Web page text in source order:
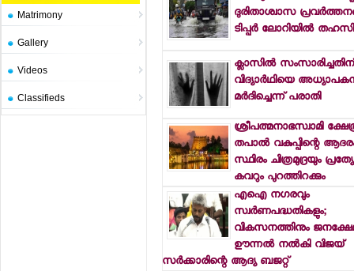
Matrimony
Gallery
Videos
Classifieds
ദുരിതാശ്വാസ
ടിപ്പര്‍ ലോറിയില്‍
ക്ലാസില്‍ സംസാരിച്ചതിന്
വിദ്യാര്‍ഥിയെ
മര്‍ദിച്ചെന്ന് പരാതി
ശ്രീപത്മനാഭസ്വാമി
തപാല്‍ വകുപ്പിന്റെ
സ്ഥിരം ചിത്രമുദ്രയും
കവറും പുറത്തിറക്കും
എഐ നഗരവും
സ്വര്‍ണപദ്ധതികളും;
വികസനത്തിനും
ഊന്നല്‍ നല്‍കി വിജയ്
സര്‍ക്കാരിന്റെ ആദ്യ ബജറ്റ്